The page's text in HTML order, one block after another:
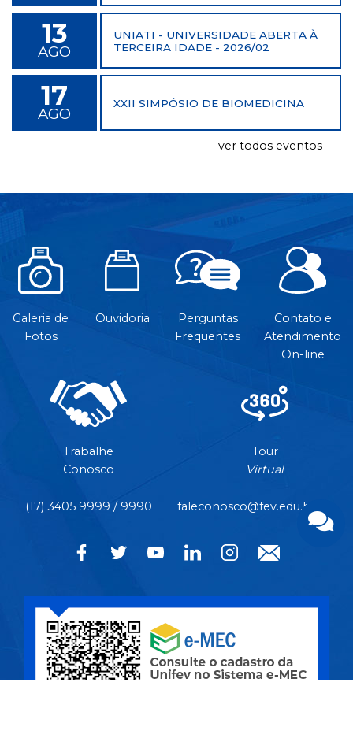
13
AGO
UNIATI - UNIVERSIDADE ABERTA À
TERCEIRA IDADE - 2026/02
17
AGO
XXII SIMPÓSIO DE BIOMEDICINA
ver todos eventos
Galeria de
Fotos
Ouvidoria
Perguntas
Frequentes
Contato e
Atendimento
On-line
Trabalhe
Conosco
Tour
Virtual
(17) 3405 9999 / 9990 faleconosco@fev.edu.br